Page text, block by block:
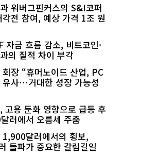
워버그핀커스의 S&I코퍼
각전 참여, 예상 가격 1조 원
자금 흐름 감소, 비트코인·
의 질적 차이 부각
장 “휴머노이드 산업, PC
유사…거대한 성장 가능성
고용 둔화 영향으로 급등 후
러에서 오름세 주춤
1,900달러에서의 횡보,
돌파가 중요한 갈림길일